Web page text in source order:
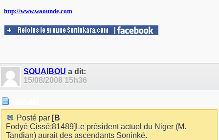
http://www.waounde.com
SOUAIBOU a dit:
15/08/2008 15h36
Posté par [B
Fodyé Cissé;81489]Le président actuel du Niger (M.
Tandian) aurait des ascendants Soninké.